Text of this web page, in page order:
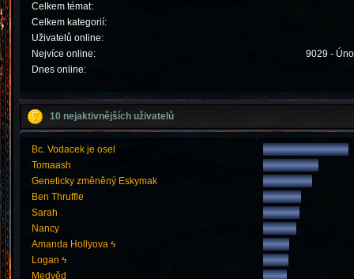
Celkem témat:
Celkem kategorií:
Uživatelů online:
Nejvíce online:
9029 -
Dnes online:
10 nejaktivnějších uživatelů
Bc. Vodacek je osel
Tomaash
Geneticky změněný Eskymak
Ben Thruffle
Sarah
Nancy
Amanda Hollyova ϟ
Logan ϟ
Medvěd